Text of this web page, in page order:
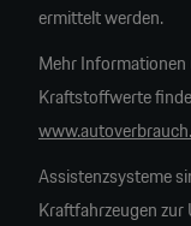
ermittelt werden.
Mehr
Kraftstoffwerte
Assistenzsysteme
Kraftfahrzeugen